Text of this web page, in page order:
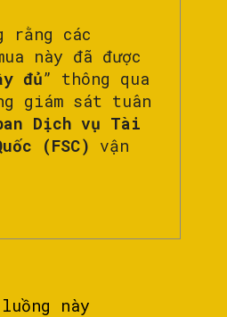
rằng các
này đã được
đủ” thông qua
giám sát tuân
Dịch vụ Tài
(FSC) vận
này